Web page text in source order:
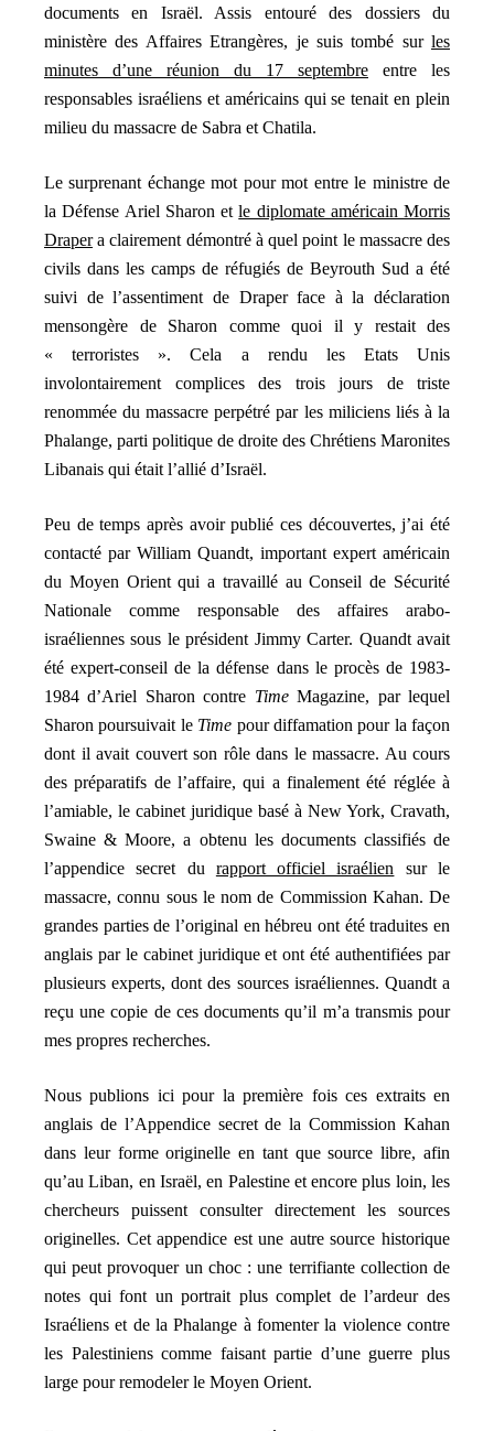
documents en Israël. Assis entouré des dossiers du
ministère des Affaires Etrangères, je suis tombé sur les
minutes d’une réunion du 17 septembre entre les
responsables israéliens et américains qui se tenait en plein
milieu du massacre de Sabra et Chatila.
Le surprenant échange mot pour mot entre le ministre de
la Défense Ariel Sharon etle diplomate américain Morris
Drapera clairement démontré à quel point le massacre des
civils dans les camps de réfugiés de Beyrouth Sud a été
suivi de l’assentiment de Draper face à la déclaration
mensongère de Sharon comme quoi il y restait des
« terroristes ». Cela a rendu les Etats Unis
involontairement complices des trois jours de triste
renommée du massacre perpétré par les miliciens liés à la
Phalange, parti politique de droite des Chrétiens Maronites
Libanais qui était l’allié d’Israël.
Peu de temps après avoir publié ces découvertes, j’ai été
contacté par William Quandt, important expert américain
du Moyen Orient qui a travaillé au Conseil de Sécurité
Nationale comme responsable des affaires arabo-
israéliennes sous le président Jimmy Carter. Quandt avait
été expert-conseil de la défense dans le procès de 1983-
1984 d’Ariel Sharon contre TimeMagazine, par lequel
Sharon poursuivait le Time pour diffamation pour la façon
dont il avait couvert son rôle dans le massacre. Au cours
des préparatifs de l’affaire, qui a finalement été réglée à
l’amiable, le cabinet juridique basé à New York, Cravath,
Swaine & Moore, a obtenu les documents classifiés de
l’appendice secret du rapport officiel israélien sur le
massacre, connu sous le nom de Commission Kahan. De
grandes parties de l’original en hébreu ont été traduites en
anglais par le cabinet juridique et ont été authentifiées par
plusieurs experts, dont des sources israéliennes. Quandt a
reçu une copie de ces documents qu’il m’a transmis pour
mes propres recherches.
Nous publions ici pour la première fois ces extraits en
anglais de l’Appendice secret de la Commission Kahan
dans leur forme originelle en tant que source libre, afin
qu’au Liban, en Israël, en Palestine et encore plus loin, les
chercheurs puissent consulter directement les sources
originelles. Cet appendice est une autre source historique
qui peut provoquer un choc : une terrifiante collection de
notes qui font un portrait plus complet de l’ardeur des
Israéliens et de la Phalange à fomenter la violence contre
les Palestiniens comme faisant partie d’une guerre plus
large pour remodeler le Moyen Orient.